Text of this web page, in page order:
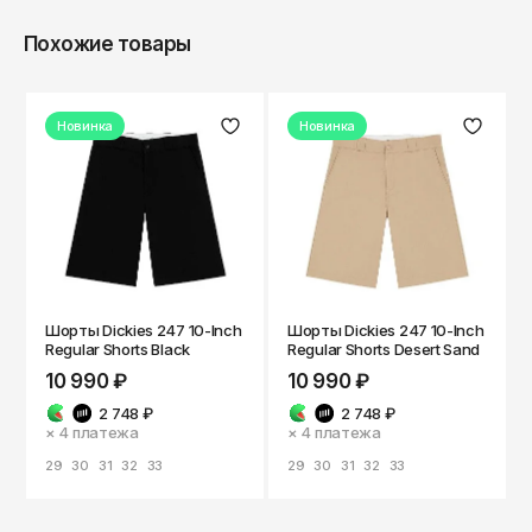
Панамы
Трусы
Часы
Прочее
Ремни
Панамы
Очки
Часы
Прочее
Ripndip
Saucony
SHU
The Hundreds
The North Face
Thrasher
Timberland
Vans
Похожие товары
Новинка
Шорты Dickies 247 10-Inch
Regular Shorts Black
10 990 ₽
2 748 ₽
× 4платежа
29 30 31 32 33
Новинка
Шорты Dickies 247 10-Inch
Regular Shorts Desert Sand
10 990 ₽
2 748 ₽
× 4платежа
29 30 31 32 33
Мурманск
Назрань
Нальчик
Нефтекамск
Нефтеюганск
Нижневартовск
Нижний Новгород
Новокузнецк
Новосибирск